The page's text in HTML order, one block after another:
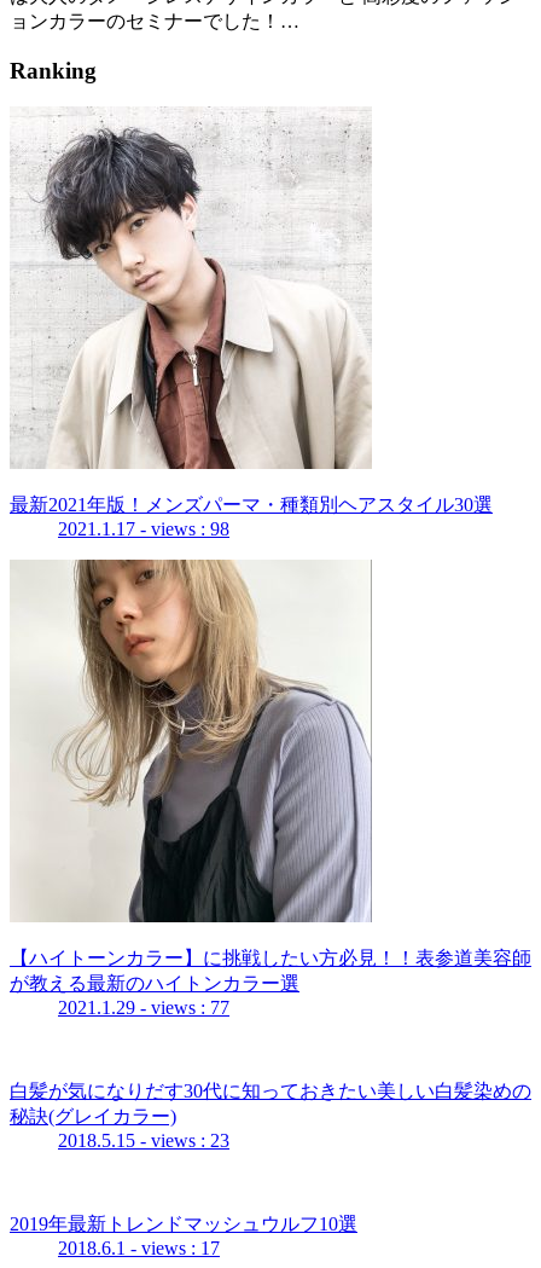
ョンカラーのセミナーでした！…
Ranking
最新2021年版！メンズパーマ・種類別ヘアスタイル30選
2021.1.17 - views : 98
【ハイトーンカラー】に挑戦したい方必見！！表参道美容師
が教える最新のハイトンカラー選
2021.1.29 - views : 77
白髪が気になりだす30代に知っておきたい美しい白髪染めの
秘訣(グレイカラー)
2018.5.15 - views : 23
2019年最新トレンドマッシュウルフ10選
2018.6.1 - views : 17